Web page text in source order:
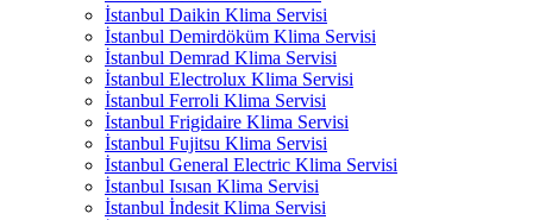
İstanbul Daikin Klima Servisi
İstanbul Demirdöküm Klima Servisi
İstanbul Demrad Klima Servisi
İstanbul Electrolux Klima Servisi
İstanbul Ferroli Klima Servisi
İstanbul Frigidaire Klima Servisi
İstanbul Fujitsu Klima Servisi
İstanbul General Electric Klima Servisi
İstanbul Isısan Klima Servisi
İstanbul İndesit Klima Servisi